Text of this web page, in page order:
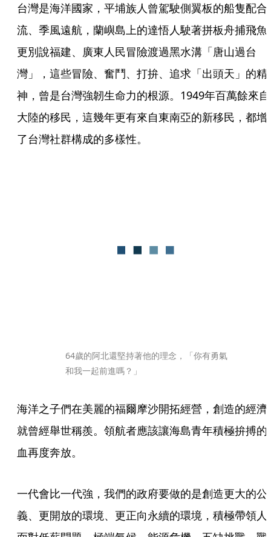
台灣是海洋國家，平埔族人曾駕駛側翼板的船隻配合
流、季風遠航，蘭嶼島上的達悟人駛著拼板舟捕飛魚
更別說福建、廣東人民冒險渡過黑水溝「唐山過台
灣」，這些冒險、奮鬥、打拚、追求「出頭天」的精
神，曾是台灣強韌生命力的根源。1949年百萬餘來自
大陸的移民，這幾年更有來自東南亞的新移民，都增
了台灣社群構成的多樣性。
64歲的阿北還堅持著他的理念，「你有勇氣
和我一起前進嗎？」
海洋之子們在美麗的福爾摩沙開拓經營，創造的經濟
就曾經舉世稱羨。領航者應該讓海島青年積極拚搏的
血再度奔放。
一代會比一代強，我們的政府要做的是創造更大的公
義、更開放的環境、更正向永續的環境，積極帶領人